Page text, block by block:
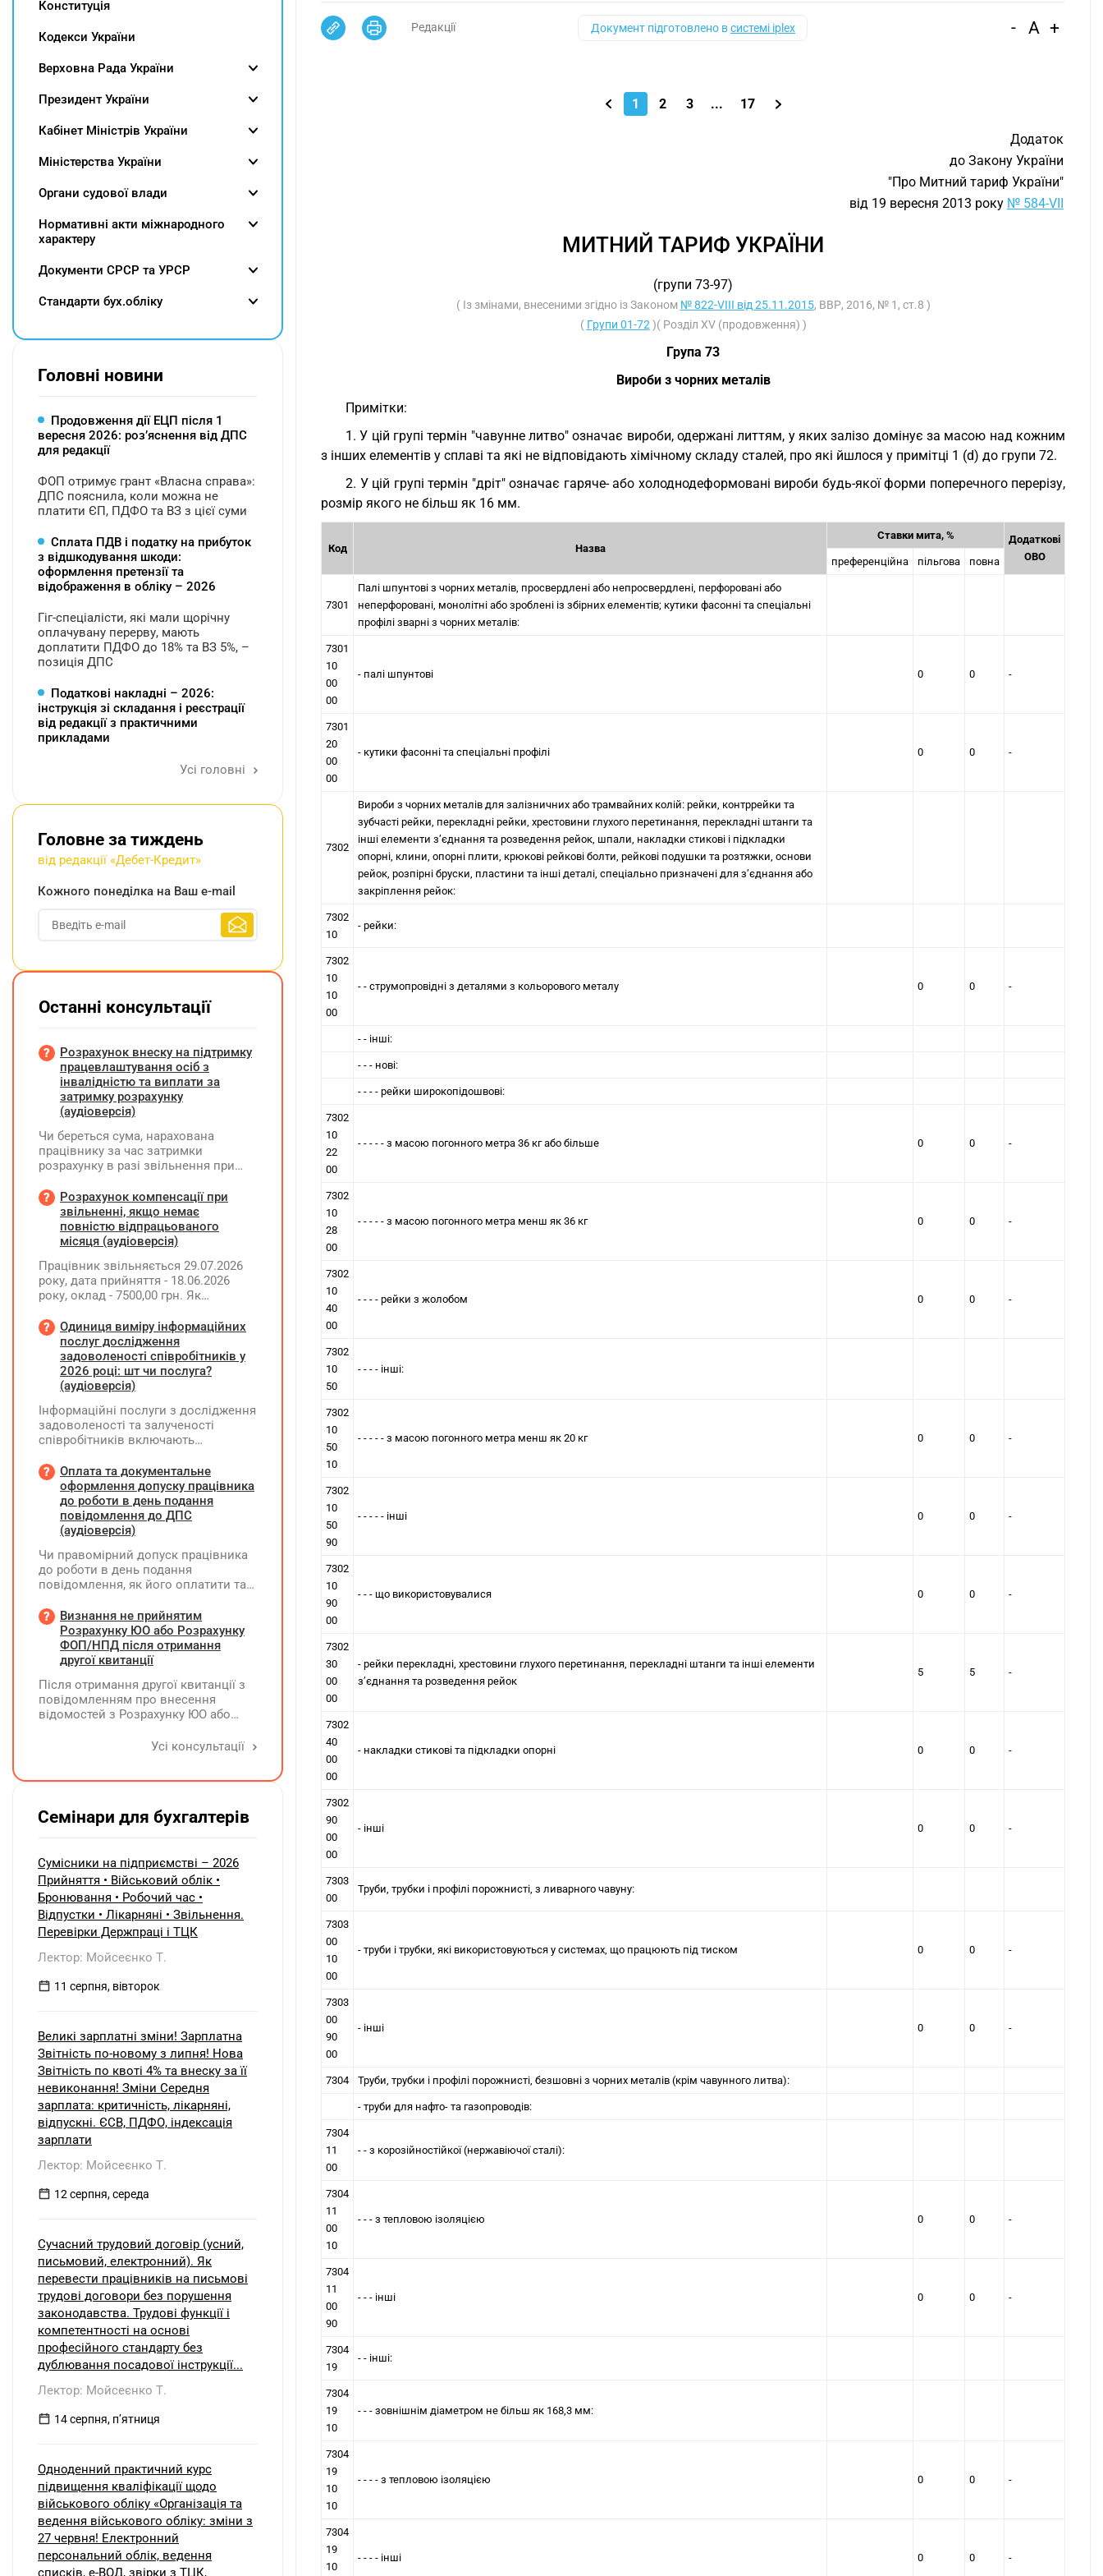
Редакції Документ підготовлено всистемі iplex - A +
1 2 3 ... 17
Додаток
до Закону України
"Про Митний тариф України"
від 19 вересня 2013 року № 584-VII
МИТНИЙ ТАРИФ УКРАЇНИ
(групи 73-97)
( Із змінами, внесеними згідно із Законом № 822-VIII від 25.11.2015, ВВР, 2016, № 1, ст.8 )
( Групи 01-72 )( Розділ XV (продовження) )
Група 73
Вироби з чорних металів
Примітки:
1. У цій групі термін "чавунне литво" означає вироби, одержані литтям, у яких залізо домінує за масою над кожним
з інших елементів у сплаві та які не відповідають хімічному складу сталей, про які йшлося у примітці 1 (d) до групи 72.
2. У цій групі термін "дріт" означає гаряче- або холоднодеформовані вироби будь-якої форми поперечного перерізу,
розмір якого не більш як 16 мм.
Код Назва
Ставки мита, %
Додаткові
ОВО
преференційна пільгова повна
7301
Палі шпунтовi з чорних металів, просвердленi або непросвердленi, перфоровані або
неперфоровані, монолiтнi або зробленi із збiрних елементiв; кутики фасоннi та спецiальнi
профiлi зварнi з чорних металів:
7301
10
00
00
- палі шпунтовi 0 0 -
7301
20
00
00
- кутики фасоннi та спецiальнi профiлi 0 0 -
7302
Вироби з чорних металів для залiзничних або трамвайних колiй: рейки, контррейки та
зубчастi рейки, перекладні рейки, хрестовини глухого перетинання, перекладні штанги та
iншi елементи з’єднання та розведення рейок, шпали, накладки стиковi i пiдкладки
опорнi, клини, опорні плити, крюкові рейкові болти, рейковi подушки та розтяжки, основи
рейок, розпірнi бруски, пластини та iншi деталi, спецiально призначенi для з’єднання або
закрiплення рейок:
7302
10
- рейки:
7302
10
10
00
- - струмопровiднi з деталями з кольорового металу 0 0 -
- - iншi:
- - - новi:
- - - - рейки широкопідошвові:
7302
10
22
00
- - - - - з масою погонного метра 36 кг або бiльше 0 0 -
7302
10
28
00
- - - - - з масою погонного метра менш як 36 кг 0 0 -
7302
10
40
00
- - - - рейки з жолобом 0 0 -
7302
10
50
- - - - інші:
7302
10
50
10
- - - - - з масою погонного метра менш як 20 кг 0 0 -
7302
10
50
90
- - - - - інші 0 0 -
7302
10
90
00
- - - що використовувалися 0 0 -
7302
30
00
00
- рейки перекладні, хрестовини глухого перетинання, перекладні штанги та iншi елементи
з’єднання та розведення рейок
5 5 -
7302
40
00
00
- накладки стиковi та пiдкладки опорнi 0 0 -
7302
90
00
00
- iншi 0 0 -
7303
00
Труби, трубки i профiлi порожнистi, з ливарного чавуну:
7303
00
10
00
- труби і трубки, якi використовуються у системах, що працюють пiд тиском 0 0 -
7303
00
90
00
- iншi 0 0 -
7304 Труби, трубки i профiлi порожнистi, безшовнi з чорних металів (крiм чавунного литва):
- труби для нафто- та газопроводiв:
7304
11
00
- - з корозійностійкої (нержавiючої сталi):
7304
11
00
10
- - - з тепловою ізоляцією 0 0 -
7304
11
00
90
- - - інші 0 0 -
7304
19
- - інші:
7304
19
10
- - - зовнiшнiм дiаметром не бiльш як 168,3 мм:
7304
19
10
10
- - - - з тепловою ізоляцією 0 0 -
7304
19
10
- - - - інші 0 0 -
Конституція
Кодекси України
Верховна Рада України
Президент України
Кабінет Міністрів України
Міністерства України
Органи судової влади
Нормативні акти міжнародного
характеру
Документи СРСР та УРСР
Cтандарти бух.обліку
Головні новини
Продовження дії ЕЦП після 1
вересня 2026: розʼяснення від ДПС
для редакції
ФОП отримує грант «Власна справа»:
ДПС пояснила, коли можна не
платити ЄП, ПДФО та ВЗ з цієї суми
Сплата ПДВ і податку на прибуток
з відшкодування шкоди:
оформлення претензії та
відображення в обліку – 2026
Гіг-спеціалісти, які мали щорічну
оплачувану перерву, мають
доплатити ПДФО до 18% та ВЗ 5%, –
позиція ДПС
Податкові накладні – 2026:
інструкція зі складання і реєстрації
від редакції з практичними
прикладами
Усі головні
Головне за тиждень
від редакції «Дебет-Кредит»
Кожного понеділка на Ваш e-mail
Останні консультації
Розрахунок внеску на підтримку
працевлаштування осіб з
інвалідністю та виплати за
затримку розрахунку
(аудіоверсія)
Чи береться сума, нарахована
працівнику за час затримки
розрахунку в разі звільнення при
заробітної плати (винагороди), для
розрахунку внеску на підтримку
працевлаштування осіб з
інвалідністю?
Розрахунок компенсації при
звільненні, якщо немає
повністю відпрацьованого
місяця (аудіоверсія)
Працівник звільняється 29.07.2026
року, дата прийняття - 18.06.2026
року, оклад - 7500,00 грн. Як
невикористаних днів відпустки при
звільненні?
Одиниця виміру інформаційних
послуг дослідження
задоволеності співробітників у
2026 році: шт чи послуга?
(аудіоверсія)
Інформаційні послуги з дослідження
задоволеності та залученості
співробітників включають
повідомлення, проведення
опитування через EngageQ та
електронну пошту, підтримку
учасників і передачу результатів. Яку
одиницю виміру коректніше
Оплата та документальне
оформлення допуску працівника
до роботи в день подання
повідомлення до ДПС
(аудіоверсія)
Чи правомірний допуск працівника
до роботи в день подання
повідомлення, як його оплатити та
Визнання не прийнятим
Розрахунку ЮО або Розрахунку
ФОП/НПД після отримання
другої квитанції
Після отримання другої квитанції з
повідомленням про внесення
відомостей з Розрахунку ЮО або
застрахованих осіб, на підставі
Усі консультації
Семінари для бухгалтерів
Сумісники на підприємстві – 2026
Прийняття • Військовий облік •
Бронювання • Робочий час •
Відпустки • Лікарняні • Звільнення.
Перевірки Держпраці і ТЦК
Лектор: Мойсеєнко Т.
11 серпня, вівторок
Великі зарплатні зміни! Зарплатна
Звітність по-новому з липня! Нова
Звітність по квоті 4% та внеску за її
невиконання! Зміни Середня
зарплата: критичність, лікарняні,
відпускні. ЄСВ, ПДФО, індексація
зарплати
Лектор: Мойсеєнко Т.
12 серпня, середа
Сучасний трудовий договір (усний,
письмовий, електронний). Як
перевести працівників на письмові
трудові договори без порушення
законодавства. Трудові функції і
компетентності на основі
професійного стандарту без
дублювання посадової інструкції...
Лектор: Мойсеєнко Т.
14 серпня, пʼятниця
Одноденний практичний курс
підвищення кваліфікації щодо
військового обліку «Організація та
ведення військового обліку: зміни з
27 червня! Електронний
персональний облік, ведення
списків, е-ВОД, звірки з ТЦК,